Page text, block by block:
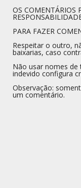
OS COMENTÁRIOS
PARA FAZER
Respeitar o outro,
baixarias, caso
Não usar nomes
indevido configura
Observação:
um comentário.